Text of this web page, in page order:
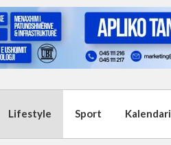
Lifestyle Sport Kalendari